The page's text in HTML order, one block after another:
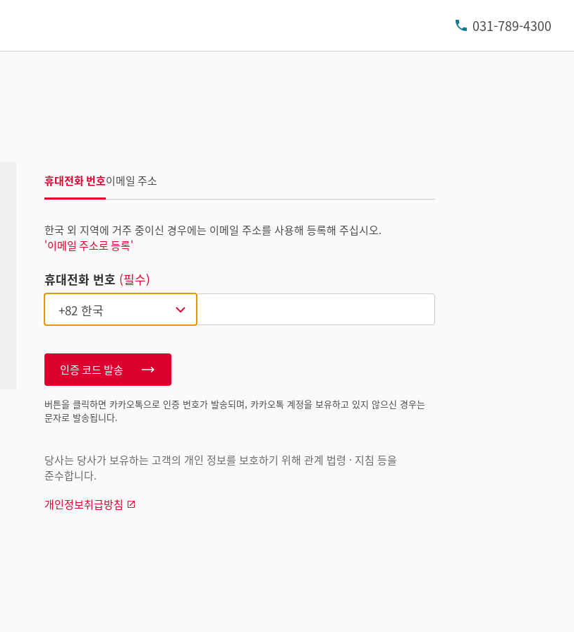
031-789-4300
휴대전화 번호이메일 주소
한국 외 지역에 거주 중이신 경우에는 이메일 주소를 사용해 등록해 주십시오.
'이메일 주소로 등록'
휴대전화 번호 (필수)
인증 코드 발송
버튼을 클릭하면 카카오톡으로 인증 번호가 발송되며, 카카오톡 계정을 보유하고 있지 않으신 경우는
문자로 발송됩니다.
당사는 당사가 보유하는 고객의 개인 정보를 보호하기 위해 관계 법령 · 지침 등을
준수합니다.
개인정보취급방침